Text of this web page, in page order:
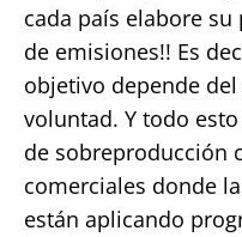
cada país elabore
de emisiones!! Es
objetivo depende
voluntad. Y todo
de sobreproducción
comerciales donde
están aplicando